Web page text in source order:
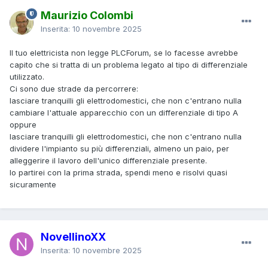
Maurizio Colombi
Inserita: 10 novembre 2025
Il tuo elettricista non legge PLCForum, se lo facesse avrebbe
capito che si tratta di un problema legato al tipo di differenziale
utilizzato.
Ci sono due strade da percorrere:
lasciare tranquilli gli elettrodomestici, che non c'entrano nulla
cambiare l'attuale apparecchio con un differenziale di tipo A
oppure
lasciare tranquilli gli elettrodomestici, che non c'entrano nulla
dividere l'impianto su più differenziali, almeno un paio, per
alleggerire il lavoro dell'unico differenziale presente.
Io partirei con la prima strada, spendi meno e risolvi quasi
sicuramente
NovellinoXX
Inserita: 10 novembre 2025